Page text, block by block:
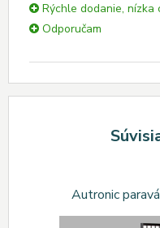
Rýchle dodanie, nízka
Odporučam
Autronic